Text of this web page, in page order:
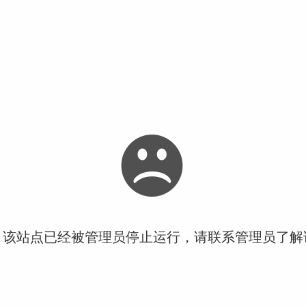
站点已经被管理员停止运行，请联系管理员了